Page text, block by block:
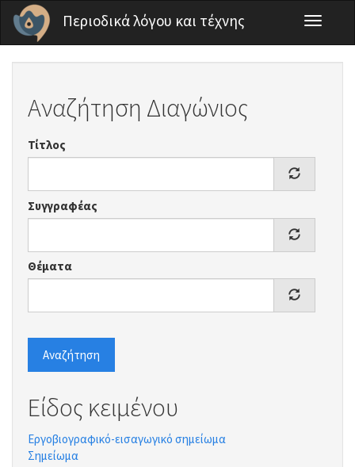
Παράκαμψη προς το κυρίως περιεχόμενο
Περιοδικά λόγου και τέχνης
Toggle
Αναζήτηση Διαγώνιος
Τίτλος
Συγγραφέας
Θέματα
Αναζήτηση
Είδος κειμένου
Εργοβιογραφικό-εισαγωγικό σημείωμα
Σημείωμα